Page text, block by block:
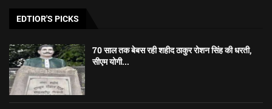
EDTIOR'S PICKS
70 साल तक बेबस रही शहीद ठाकुर रोशन सिंह की धरती,
सीएम योगी...